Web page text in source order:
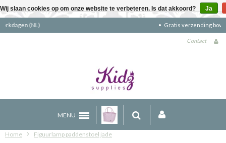
Gratis verzending boven €90 (NL)
Contact
MENU
Home Figuurlamp paddenstoel jade
Wij slaan cookies op om onze website te verbeteren. Is dat akkoord? Ja